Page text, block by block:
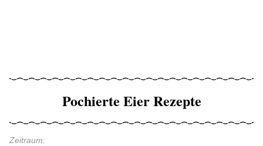
Pochierte Eier Rezepte
Zeitraum: